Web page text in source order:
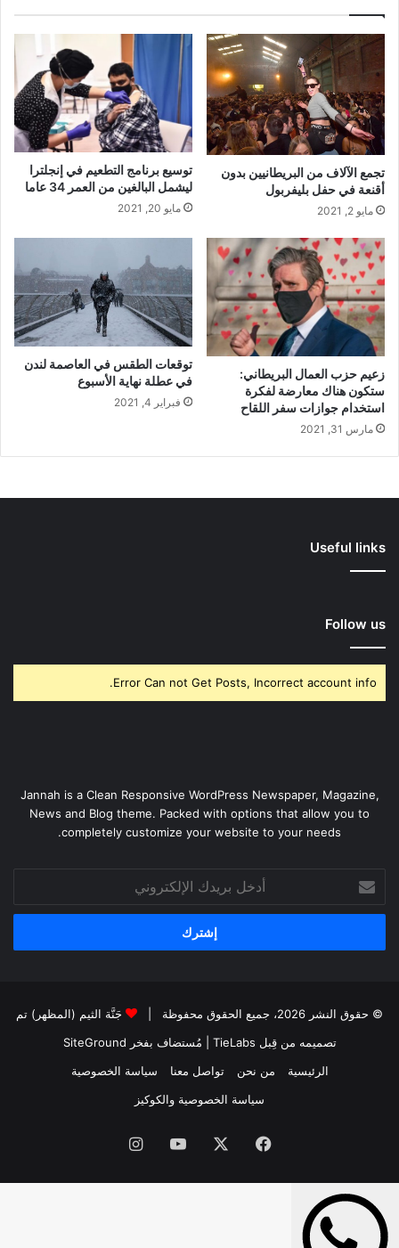
تجمع الآلاف من البريطانيين بدون
أقنعة في حفل بليفربول
مايو 2, 2021
توسيع برنامج التطعيم في إنجلترا
ليشمل البالغين من العمر 34 عاما
مايو 20, 2021
زعيم حزب العمال البريطاني:
ستكون هناك معارضة لفكرة
استخدام جوازات سفر اللقاح
مارس 31, 2021
توقعات الطقس في العاصمة لندن
في عطلة نهاية الأسبوع
فبراير 4, 2021
Useful links
Follow us
Error Can not Get Posts, Incorrect account info.
Jannah is a Clean Responsive WordPress Newspaper, Magazine,
News and Blog theme. Packed with options that allow you to
completely customize your website to your needs.
بريدك
الإلكتروني
© حقوق النشر 2026، جميع الحقوق محفوظة |
جَنَّة الثيم (المظهر) تم
تصميمه من قِبل TieLabs
| مُستضاف بفخر SiteGround
الرئيسية
من نحن تواصل معنا
سياسة الخصوصية
سياسة الخصوصية والكوكيز
فيسبوك ‫YouTubeانستقرام